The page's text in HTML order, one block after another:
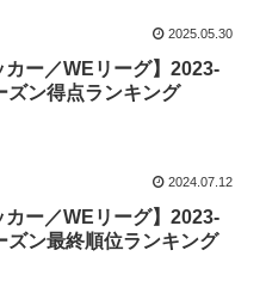
2025.05.30
カー／WEリーグ】2023-
ズン得点ランキング
2024.07.12
カー／WEリーグ】2023-
ズン最終順位ランキング